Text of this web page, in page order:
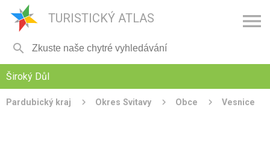
TURISTICKÝ ATLAS 

Široký Důl
Pardubický kraj Okres Svitavy Obce Vesnice